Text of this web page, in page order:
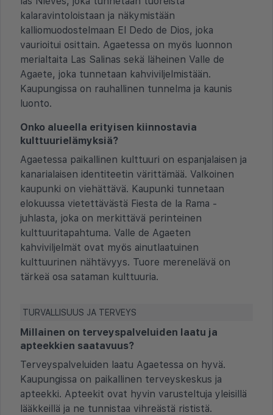
kalaravintoloistaan ja näkymistään
kalliomuodostelmaan El Dedo de Dios, joka
vaurioitui osittain. Agaetessa on myös luonnon
merialtaita Las Salinas sekä läheinen Valle de
Agaete, joka tunnetaan kahviviljelmistään.
Kaupungissa on rauhallinen tunnelma ja kaunis
luonto.
Onko alueella erityisen kiinnostavia
kulttuurielämyksiä?
Agaetessa paikallinen kulttuuri on espanjalaisen ja
kanarialaisen identiteetin värittämää. Valkoinen
kaupunki on viehättävä. Kaupunki tunnetaan
elokuussa vietettävästä Fiesta de la Rama -
juhlasta, joka on merkittävä perinteinen
kulttuuritapahtuma. Valle de Agaeten
kahviviljelmät ovat myös ainutlaatuinen
kulttuurinen nähtävyys. Tuore merenelävä on
tärkeä osa sataman kulttuuria.
TURVALLISUUS JA TERVEYS
Millainen on terveyspalveluiden laatu ja
apteekkien saatavuus?
Terveyspalveluiden laatu Agaetessa on hyvä.
Kaupungissa on paikallinen terveyskeskus ja
apteekki. Apteekit ovat hyvin varusteltuja yleisillä
lääkkeillä ja ne tunnistaa vihreästä rististä.